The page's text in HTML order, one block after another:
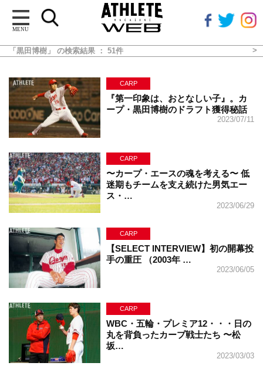
MENU
「黒田博樹」 の検索結果 ： 51件
CARP
『第一印象は、おとなしい子』。カ
ープ・黒田博樹のドラフト獲得秘話
2023/07/11
CARP
〜カープ・エースの魂を考える〜 低
迷期もチームを支え続けた男気エー
ス・…
2023/06/29
CARP
【SELECT INTERVIEW】初の開幕投
手の重圧 （2003年 …
2023/06/05
CARP
WBC・五輪・プレミア12・・・日の
丸を背負ったカープ戦士たち 〜松
坂…
2023/03/03